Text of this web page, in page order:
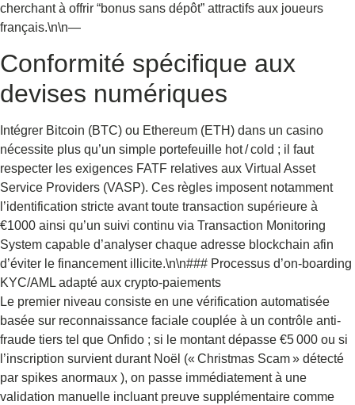
cherchant à offrir “bonus sans dépôt” attractifs aux joueurs
français.\n\n—
Conformité spécifique aux
devises numériques
Intégrer Bitcoin (BTC) ou Ethereum (ETH) dans un casino
nécessite plus qu’un simple portefeuille hot / cold ; il faut
respecter les exigences FATF relatives aux Virtual Asset
Service Providers (VASP). Ces règles imposent notamment
l’identification stricte avant toute transaction supérieure à
€1000 ainsi qu’un suivi continu via Transaction Monitoring
System capable d’analyser chaque adresse blockchain afin
d’éviter le financement illicite.\n\n### Processus d’on‑boarding
KYC/AML adapté aux crypto‑paiements
Le premier niveau consiste en une vérification automatisée
basée sur reconnaissance faciale couplée à un contrôle anti‐
fraude tiers tel que Onfido ; si le montant dépasse €5 000 ou si
l’inscription survient durant Noël (« Christmas Scam » détecté
par spikes anormaux ), on passe immédiatement à une
validation manuelle incluant preuve supplémentaire comme